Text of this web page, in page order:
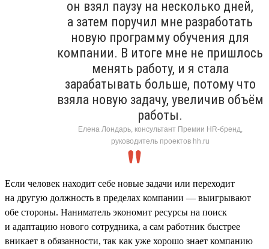
он взял паузу на несколько дней,
а затем поручил мне разработать
новую программу обучения для
компании. В итоге мне не пришлось
менять работу, и я стала
зарабатывать больше, потому что
взяла новую задачу, увеличив объём
работы.
Елена Лондарь, консультант Премии HR-бренд,
руководитель проектов hh.ru
Если человек находит себе новые задачи или переходит
на другую должность в пределах компании — выигрывают
обе стороны. Наниматель экономит ресурсы на поиск
и адаптацию нового сотрудника, а сам работник быстрее
вникает в обязанности, так как уже хорошо знает компанию